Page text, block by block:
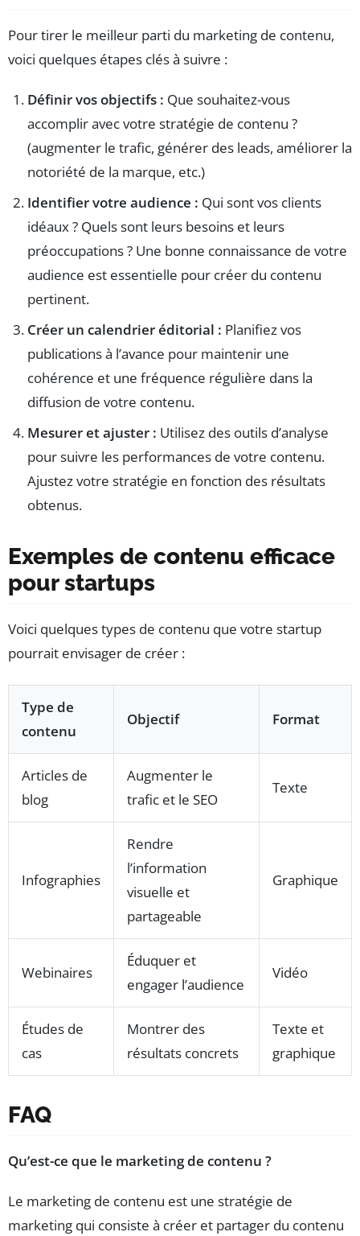
Pour tirer le meilleur parti du marketing de contenu,
voici quelques étapes clés à suivre :
Définir vos objectifs : Que souhaitez-vous
accomplir avec votre stratégie de contenu ?
(augmenter le trafic, générer des leads, améliorer la
notoriété de la marque, etc.)
Identifier votre audience : Qui sont vos clients
idéaux ? Quels sont leurs besoins et leurs
préoccupations ? Une bonne connaissance de votre
audience est essentielle pour créer du contenu
pertinent.
Créer un calendrier éditorial : Planifiez vos
publications à l’avance pour maintenir une
cohérence et une fréquence régulière dans la
diffusion de votre contenu.
Mesurer et ajuster : Utilisez des outils d’analyse
pour suivre les performances de votre contenu.
Ajustez votre stratégie en fonction des résultats
obtenus.
Exemples de contenu efficace
pour startups
Voici quelques types de contenu que votre startup
pourrait envisager de créer :
Type de
contenu
Objectif Format
Articles de
blog
Augmenter le
trafic et le SEO
Texte
Infographies
Rendre
l’information
visuelle et
partageable
Graphique
Webinaires
Éduquer et
engager l’audience
Vidéo
Études de
cas
Montrer des
résultats concrets
Texte et
graphique
FAQ
Qu’est-ce que le marketing de contenu ?
Le marketing de contenu est une stratégie de
marketing qui consiste à créer et partager du contenu